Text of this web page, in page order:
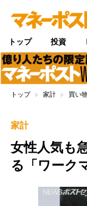
トップ 投資
トップ 家計 買い
家計
女性人気も
る「ワーク